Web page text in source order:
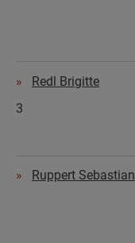
Redl Brigitte
3
Ruppert Sebastian